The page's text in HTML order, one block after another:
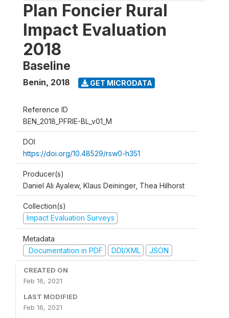
Plan Foncier Rural
Impact Evaluation
2018
Baseline
Benin, 2018 GET MICRODATA
Reference ID
BEN_2018_PFRIE-BL_v01_M
DOI
https://doi.org/10.48529/rsw0-h351
Producer(s)
Daniel Ali Ayalew, Klaus Deininger, Thea Hilhorst
Collection(s)
Impact Evaluation Surveys
Metadata
Documentation in PDF
DDI/XML JSON
CREATED ON
Feb 16, 2021
LAST MODIFIED
Feb 16, 2021